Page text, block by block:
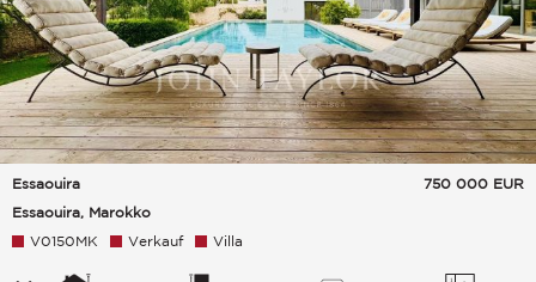
Essaouira
Essaouira, Marokko
750 000 EUR
V0150MK Verkauf Villa